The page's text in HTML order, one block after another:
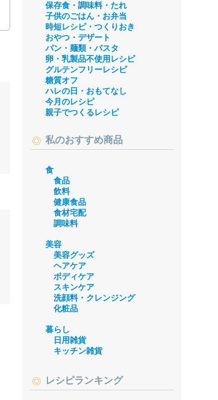
保存食・調味料・たれ
子供のごはん・お弁当
時短レシピ・つくりおき
おやつ・デザート
パン・麺類・パスタ
卵・乳製品不使用レシピ
グルテンフリーレシピ
糖質オフ
ハレの日・おもてなし
今月のレシピ
親子でつくるレシピ
私のおすすめ商品
食
食品
飲料
健康食品
食材宅配
調味料
美容
美容グッズ
ヘアケア
ボディケア
スキンケア
洗顔料・クレンジング
化粧品
暮らし
日用雑貨
キッチン雑貨
レシピランキング